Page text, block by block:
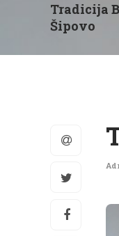
Tradicija
Šipovo